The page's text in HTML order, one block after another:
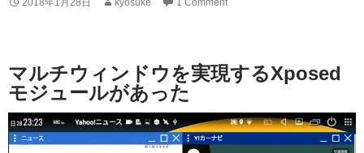
2018年1月28日 kyosuke 1 Comment
マルチウィンドウを実現するXposed
モジュールがあった